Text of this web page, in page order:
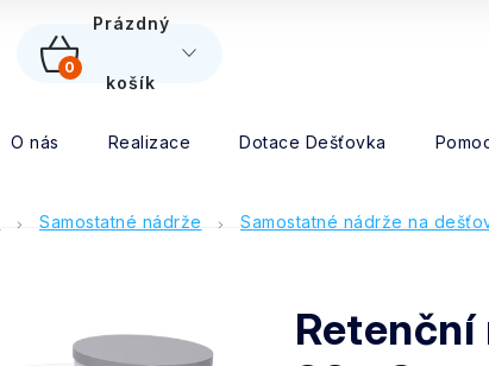
NÁKUPNÍ
KOŠÍK
Prázdný
košík
O nás Realizace Dotace Dešťovka
Samostatné nádrže Samostatné nádrže na